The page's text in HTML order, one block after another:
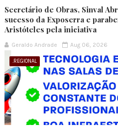
Secretário de Obras, Sinval
sucesso da Exposerra e
Aristóteles pela iniciativa
Geraldo Andrade Aug 06, 2026
.REGIONAL